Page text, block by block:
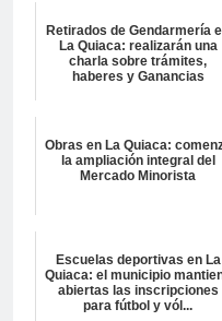
Retirados de Gendarmería
La Quiaca: realizarán una
charla sobre trámites,
haberes y Ganancias
Obras en La Quiaca:
la ampliación integral del
Mercado Minorista
Escuelas deportivas en La
Quiaca: el municipio
abiertas las inscripciones
para fútbol y vól...